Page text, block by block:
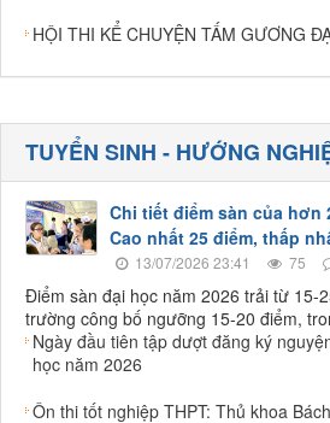
HỘI THI KỂ CHUYỆN TẤM GƯƠNG
TUYỂN SINH - HƯỚNG
Chi tiết điểm sàn của
Cao nhất 25 điểm, thấp
13/07/2026 23:41 75
Điểm sàn đại học năm 2026 trải từ 15-
trường công bố ngưỡng 15-20 điểm,
Ngày đầu tiên tập dượt đăng ký
học năm 2026
Ôn thi tốt nghiệp THPT: Thủ khoa